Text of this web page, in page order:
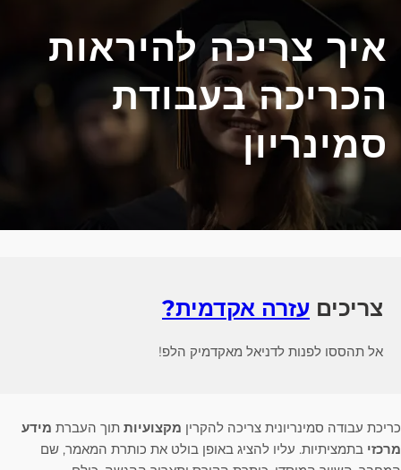
איך צריכה להיראות
הכריכה בעבודת
סמינריון
צריכים עזרה אקדמית?
אל תהססו לפנות לדניאל מאקדמיק הלפ!
כריכת עבודה סמינריונית צריכה להקרין מקצועיות תוך העברת מידע
מרכזי בתמציתיות. עליו להציג באופן בולט את כותרת המאמר, שם